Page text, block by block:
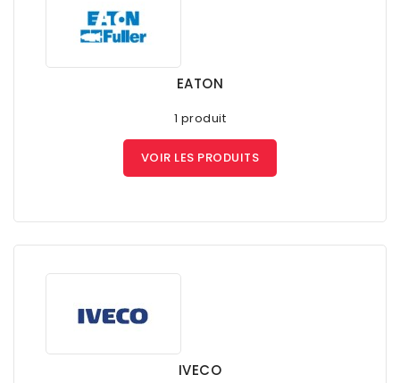
EATON
1 produit
VOIR LES PRODUITS
IVECO